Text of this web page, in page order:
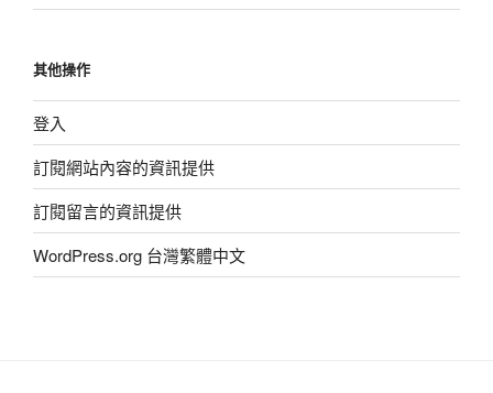
其他操作
登入
訂閱網站內容的資訊提供
訂閱留言的資訊提供
WordPress.org 台灣繁體中文